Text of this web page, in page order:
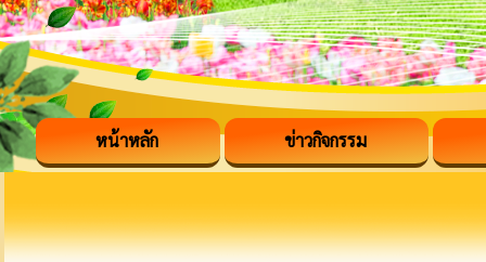
หน้าหลัก ข่าวกิจกรรม